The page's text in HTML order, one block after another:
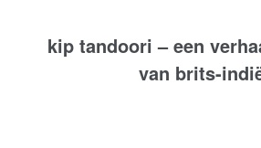
kip tandoori – een
van brits-